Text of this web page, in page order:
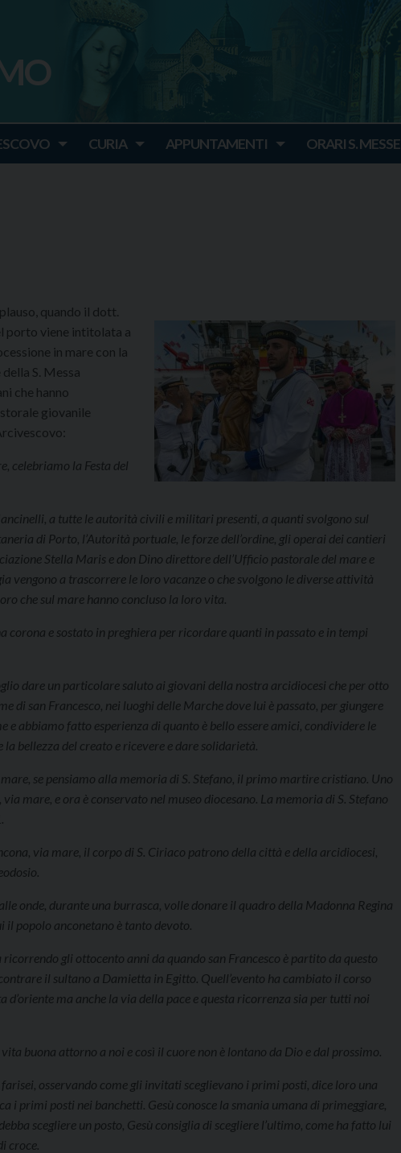
CURIA APPUNTAMENTI ORARI S. MESSE
quando il dott.
porto viene intitolata a
in mare con la
S. Messa
che hanno
giovanile
celebriamo la Festa del
a tutte le autorità civili e militari presenti, a quanti svolgono sul
di Porto, l’Autorità portuale, le forze dell’ordine, gli operai dei cantieri
Stella Maris e don Dino direttore dell’Ufficio pastorale del mare e
vengono a trascorrere le loro vacanze o che svolgono le diverse attività
che sul mare hanno concluso la loro vita.
corona e sostato in preghiera per ricordare quanti in passato e in tempi
dare un particolare saluto ai giovani della nostra arcidiocesi che per otto
di san Francesco, nei luoghi delle Marche dove lui è passato, per giungere
abbiamo fatto esperienza di quanto è bello essere amici, condividere le
bellezza del creato e ricevere e dare solidarietà.
se pensiamo alla memoria di S. Stefano, il primo martire cristiano. Uno
mare, e ora è conservato nel museo diocesano. La memoria di S. Stefano
via mare, il corpo di S. Ciriaco patrono della città e della arcidiocesi,
onde, durante una burrasca, volle donare il quadro della Madonna Regina
popolo anconetano è tanto devoto.
gli ottocento anni da quando san Francesco è partito da questo
il sultano a Damietta in Egitto. Quell’evento ha cambiato il corso
ma anche la via della pace e questa ricorrenza sia per tutti noi
buona attorno a noi e così il cuore non è lontano da Dio e dal prossimo.
osservando come gli invitati sceglievano i primi posti, dice loro una
i primi posti nei banchetti. Gesù conosce la smania umana di primeggiare,
scegliere un posto, Gesù consiglia di scegliere l’ultimo, come ha fatto lui
croce.